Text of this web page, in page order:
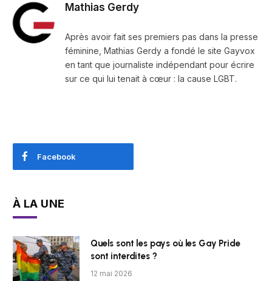
Mathias Gerdy
Après avoir fait ses premiers pas dans la presse
féminine, Mathias Gerdy a fondé le site Gayvox
en tant que journaliste indépendant pour écrire
sur ce qui lui tenait à cœur : la cause LGBT.
Facebook
À LA UNE
Quels sont les pays où les Gay Pride
sont interdites ?
12 mai 2026